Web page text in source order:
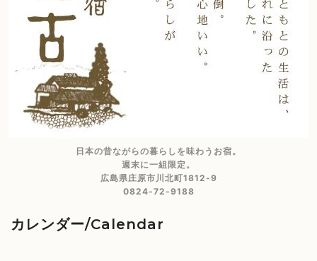
日本の昔ながらの暮らしを味わうお宿。
週末に一組限定。
広島県庄原市川北町1812-9
0824-72-9188
カレンダー/Calendar